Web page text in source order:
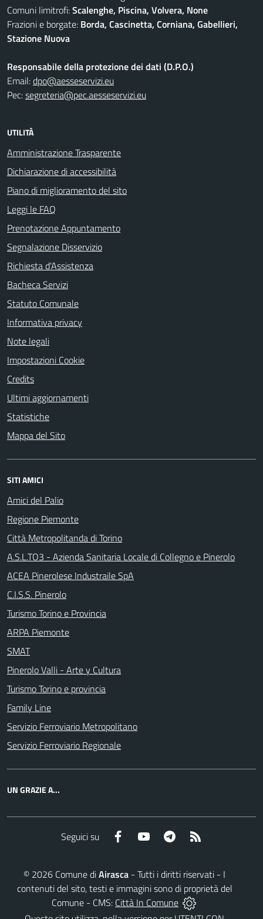
Comuni limitrofi:Scalenghe, Piscina, Volvera, None
Frazioni e borgate: Borda, Cascinetta, Corniana, Gabellieri,
Stazione Nuova
Responsabile della protezione dei dati (D.P.O.)
Email:dpo@aesseservizi.eu
Pec:segreteria@pec.aesseservizi.eu
UTILITÀ
Amministrazione Trasparente
Dichiarazione di accessibilità
Piano di miglioramento del sito
Leggi le FAQ
Prenotazione Appuntamento
Segnalazione Disservizio
Richiesta d'Assistenza
Bacheca Servizi
Statuto Comunale
Informativa privacy
Note legali
Impostazioni Cookie
Credits
Ultimi aggiornamenti
Statistiche
Mappa del Sito
SITI AMICI
Amici del Palio
Regione Piemonte
Città Metropolitanda di Torino
A.S.L.TO3 - Azienda Sanitaria Locale di Collegno e Pinerolo
ACEA Pinerolese Industraile SpA
C.I.S.S. Pinerolo
Turismo Torino e Provincia
ARPA Piemonte
SMAT
Pinerolo Valli - Arte y Cultura
Turismo Torino e provincia
Family Line
Servizio Ferroviario Metropolitano
Servizio Ferroviario Regionale
UN GRAZIE A...
Seguici su Facebook YouTube Telegram
© 2026 Comune diAirasca - Tutti i diritti riservati - I
contenuti del sito, testi e immagini sono di proprietà del
Comune - CMS: Città In Comune